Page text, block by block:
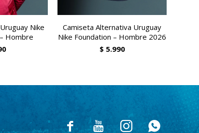
Nike
Hombre
Camiseta Alternativa Uruguay
Nike Foundation – Hombre 2026
$ 5.990
   